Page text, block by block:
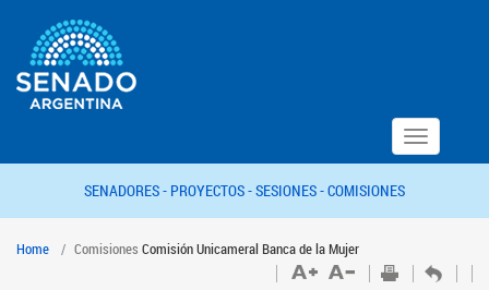
Toggle
navigation
SENADORES - PROYECTOS -SESIONES -COMISIONES
Home Comisiones Comisión Unicameral Banca de la Mujer